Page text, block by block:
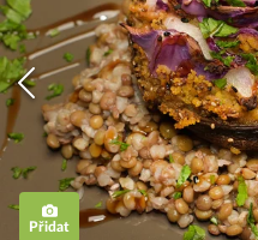
Přidat